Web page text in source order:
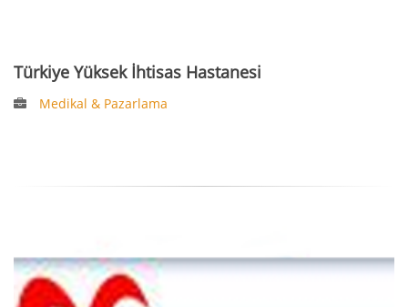
Türkiye Yüksek İhtisas Hastanesi
Medikal & Pazarlama